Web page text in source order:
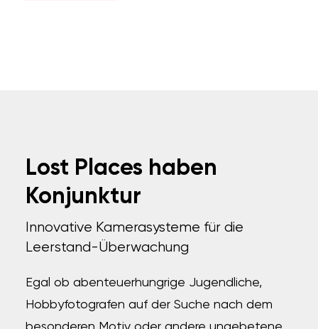
Lost Places haben
Konjunktur
Innovative Kamerasysteme für die
Leerstand-Überwachung
Egal ob abenteuerhungrige Jugendliche,
Hobbyfotografen auf der Suche nach dem